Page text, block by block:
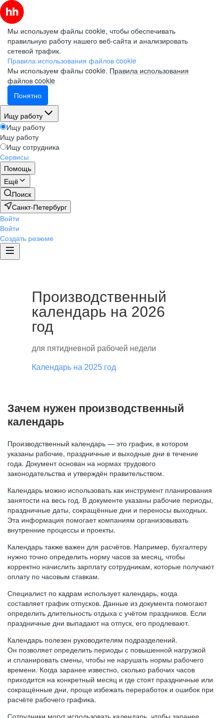
Мы используем файлы cookie, чтобы обеспечивать
правильную работу нашего веб-сайта и анализировать
сетевой трафик.
Правила использования файлов cookie
Мы используем файлы cookie. Правила использования
файлов cookie
Понятно
Ищу работу
Ищу работу
Ищу работу
Ищу сотрудника
Сервисы
Помощь
Ещё
Поиск
Санкт-Петербург
Войти
Войти
Создать резюме
Производственный
календарь на 2026
год
для пятидневной рабочей недели
Календарь на 2025 год
Зачем нужен производственный
календарь
Производственный календарь — это график, в котором
указаны рабочие, праздничные и выходные дни в течение
года. Документ основан на нормах трудового
законодательства и утверждён правительством.
Календарь можно использовать как инструмент планирования
занятости на весь год. В документе указаны рабочие периоды,
праздничные даты, сокращённые дни и переносы выходных.
Эта информация помогает компаниям организовывать
внутренние процессы и проекты.
Календарь также важен для расчётов. Например, бухгалтеру
нужно точно определить норму часов за месяц, чтобы
корректно начислить зарплату сотрудникам, которые получают
оплату по часовым ставкам.
Специалист по кадрам использует календарь, когда
составляет график отпусков. Данные из документа помогают
определить длительность отдыха с учётом праздников. Если
праздничные дни выпадают на отпуск, его продлевают.
Календарь полезен руководителям подразделений.
Он позволяет определить периоды с повышенной нагрузкой
и спланировать смены, чтобы не нарушать нормы рабочего
времени. Когда заранее известно, сколько рабочих часов
приходится на конкретный месяц и где стоят праздничные или
сокращённые дни, проще избежать переработок и ошибок при
расчёте рабочего графика.
Сотрудники могут использовать календарь, чтобы заранее